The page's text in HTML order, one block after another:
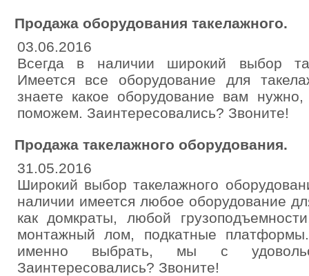
Продажа оборудования такелажного.
03.06.2016
Всегда в наличии широкий выбор
Имеется все оборудование для
знаете какое оборудование вам
поможем. Заинтересовались? Звоните!
Продажа такелажного оборудования.
31.05.2016
Широкий выбор такелажного
наличии имеется любое оборудование
как домкраты, любой
монтажный лом, подкатные
именно выбрать, мы с
Заинтересовались? Звоните!